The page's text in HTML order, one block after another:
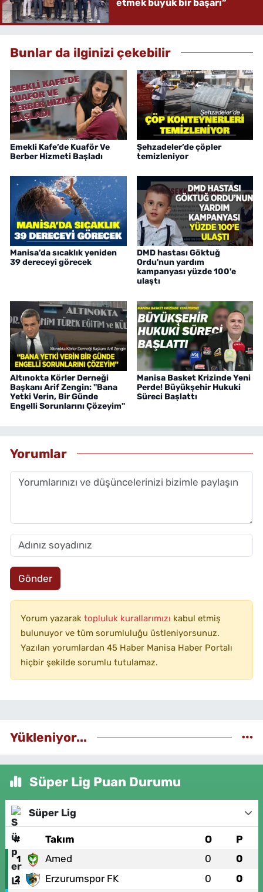
etmek büyük bir başarı”
Bunlar da ilginizi çekebilir
Emekli Kafe’de Kuaför Ve
Berber Hizmeti Başladı
Şehzadeler’de çöpler
temizleniyor
Manisa’da sıcaklık yeniden
39 dereceyi görecek
DMD hastası Göktuğ
Ordu'nun yardım
kampanyası yüzde 100'e
ulaştı
Altınokta Körler Derneği
Başkanı Arif Zengin: "Bana
Yetki Verin, Bir Günde
Engelli Sorunlarını Çözeyim"
Manisa Basket Krizinde Yeni
Perde! Büyükşehir Hukuki
Süreci Başlattı
Yorumlar
Gönder
Yorum yazarak topluluk kurallarımızı kabul etmiş
bulunuyor ve tüm sorumluluğu üstleniyorsunuz.
Yazılan yorumlardan 45 Haber Manisa Haber Portalı
hiçbir şekilde sorumlu tutulamaz.
Yükleniyor...
Süper Lig Puan Durumu
Süper Lig
# Takım O P
1 Amed 0 0
2 Erzurumspor FK 0 0